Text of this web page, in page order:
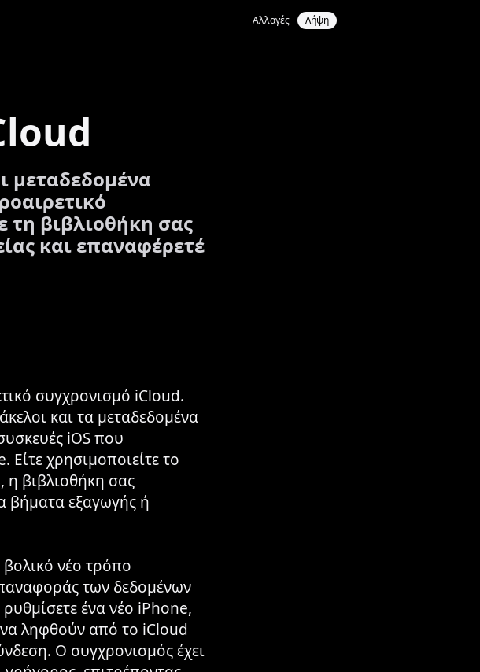
Αλλαγές Λήψη
μεταδεδομένα
τη βιβλιοθήκη σας
και επαναφέρετέ
συγχρονισμό iCloud.
και τα μεταδεδομένα
iOS που
χρησιμοποιείτε το
η βιβλιοθήκη σας
βήματα εξαγωγής ή
νέο τρόπο
των δεδομένων
ένα νέο iPhone,
ληφθούν από το iCloud
Ο συγχρονισμός έχει